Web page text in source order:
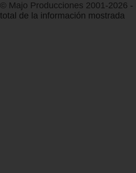
© Majo Producciones 2001-2026 -
total de la información mostrada